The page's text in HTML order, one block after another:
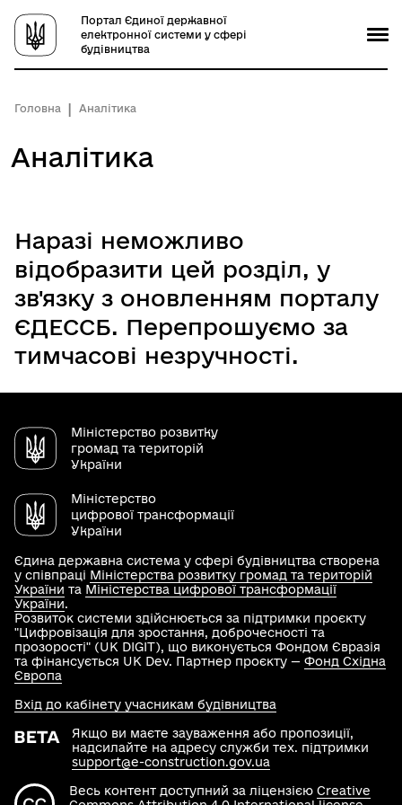
Портал Єдиної державної
електронної системи у сфері
будівництва
Головна Аналітика
Аналітика
Наразі неможливо
відобразити цей розділ, у
зв'язку з оновленням порталу
ЄДЕССБ. Перепрошуємо за
тимчасові незручності.
Міністерство розвитку
громад та територій
України
Міністерство
цифрової трансформації
України
Єдина державна система у сфері будівництва створена
у співпраці Міністерства розвитку громад та територій
України та Міністерства цифрової трансформації
України.
Розвиток системи здійснюється за підтримки проєкту
"Цифровізація для зростання, доброчесності та
прозорості" (UK DIGIT), що виконується Фондом Євразія
та фінансується UK Dev. Партнер проєкту — Фонд Східна
Європа
Якщо ви маєте зауваження або пропозиції,
надсилайте на адресу служби тех. підтримки
support@e-construction.gov.ua
Весь контент доступний за ліцензією Creative
Вхід до кабінету учасникам будівництва